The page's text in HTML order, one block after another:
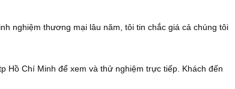
nghiệm thương mại lâu năm, tôi tin chắc giá cả chúng tôi
Hồ Chí Minh để xem và thử nghiệm trực tiếp. Khách đến